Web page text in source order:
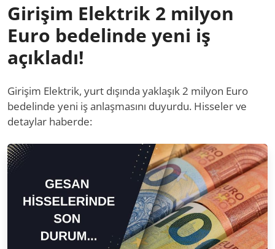
Girişim Elektrik 2 milyon
Euro bedelinde yeni iş
açıkladı!
Girişim Elektrik, yurt dışında yaklaşık 2 milyon Euro
bedelinde yeni iş anlaşmasını duyurdu. Hisseler ve
detaylar haberde: